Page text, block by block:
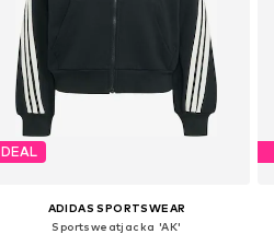
DEAL
ADIDAS SPORTSWEAR
Sportsweatjacka 'AK'